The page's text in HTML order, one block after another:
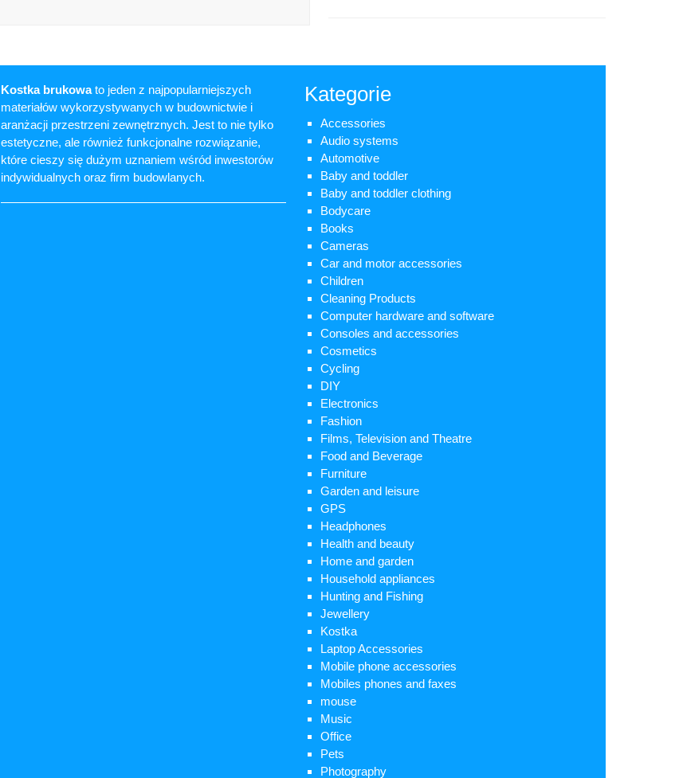
Kostka brukowato jeden z najpopularniejszych
materiałów wykorzystywanych w budownictwie i
aranżacji przestrzeni zewnętrznych. Jest to nie tylko
estetyczne, ale również funkcjonalne rozwiązanie,
które cieszy się dużym uznaniem wśród inwestorów
indywidualnych oraz firm budowlanych.
Kategorie
Accessories
Audio systems
Automotive
Baby and toddler
Baby and toddler clothing
Bodycare
Books
Cameras
Car and motor accessories
Children
Cleaning Products
Computer hardware and software
Consoles and accessories
Cosmetics
Cycling
DIY
Electronics
Fashion
Films, Television and Theatre
Food and Beverage
Furniture
Garden and leisure
GPS
Headphones
Health and beauty
Home and garden
Household appliances
Hunting and Fishing
Jewellery
Kostka
Laptop Accessories
Mobile phone accessories
Mobiles phones and faxes
mouse
Music
Office
Pets
Photography